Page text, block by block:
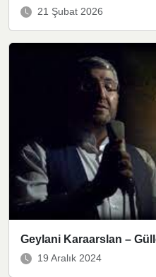
21 Şubat 2026
Geylani Karaarslan –
19 Aralık 2024